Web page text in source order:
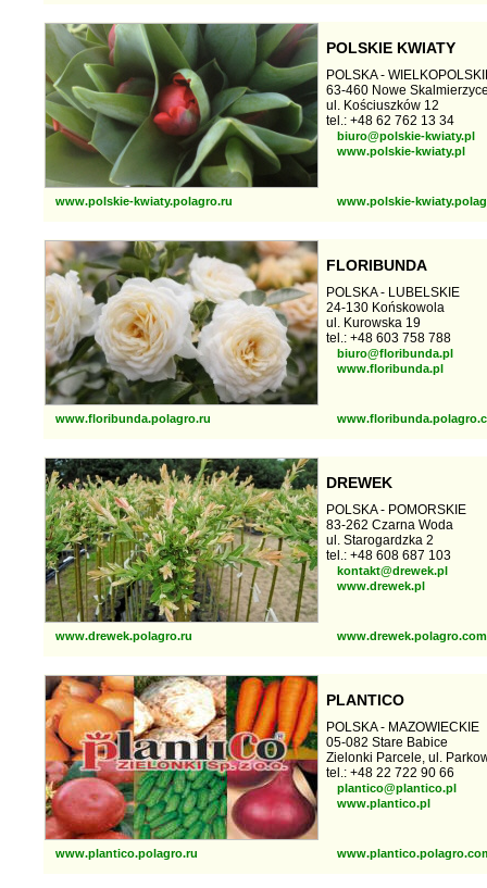
POLSKIE KWIATY
POLSKA -
63-460 Nowe
ul. Kościuszków 12
tel.: +48 62 762 13 34
biuro@polskie-kwiaty.pl
www.polskie-kwiaty.pl
www.polskie-kwiaty.polagro.ru www.polskie-
FLORIBUNDA
POLSKA - LUBELSKIE
24-130 Końskowola
ul. Kurowska 19
tel.: +48 603 758 788
biuro@floribunda.pl
www.floribunda.pl
www.floribunda.polagro.ru
DREWEK
POLSKA - POMORSKIE
83-262 Czarna Woda
ul. Starogardzka 2
tel.: +48 608 687 103
kontakt@drewek.pl
www.drewek.pl
www.drewek.polagro.ru
PLANTICO
POLSKA - MAZOWIECKIE
05-082 Stare Babice
Zielonki Parcele, ul.
tel.: +48 22 722 90 66
plantico@plantico.pl
www.plantico.pl
www.plantico.polagro.ru